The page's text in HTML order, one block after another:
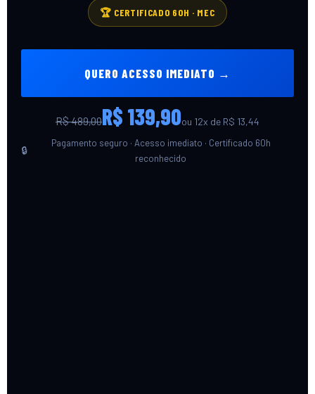
🏆 CERTIFICADO 60H · MEC
QUERO ACESSO IMEDIATO →
R$ 489,00R$ 139,90ou 12x de R$ 13,44
Pagamento seguro · Acesso imediato · Certificado 60h
reconhecido